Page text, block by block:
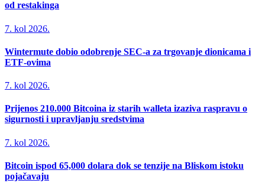
od restakinga
7. kol 2026.
Wintermute dobio odobrenje SEC-a za trgovanje dionicama i
ETF-ovima
7. kol 2026.
Prijenos 210.000 Bitcoina iz starih walleta izaziva raspravu o
sigurnosti i upravljanju sredstvima
7. kol 2026.
Bitcoin ispod 65,000 dolara dok se tenzije na Bliskom istoku
pojačavaju